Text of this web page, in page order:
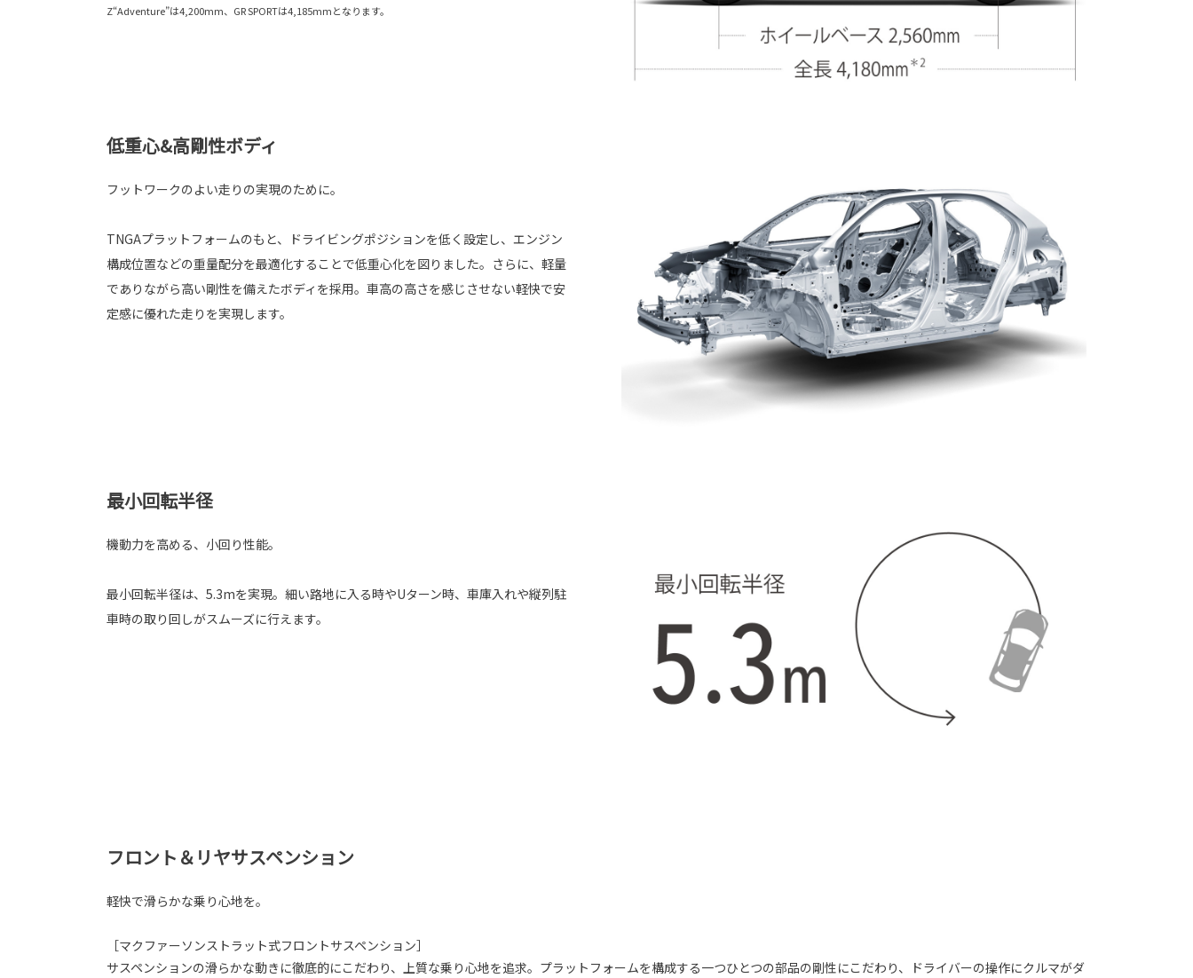
Z“Adventure”は4,200mm、GR SPORTは4,185mmとなります。
低重心&高剛性ボディ
フットワークのよい走りの実現のために。
TNGAプラットフォームのもと、ドライビングポジションを低く設定し、エンジン
構成位置などの重量配分を最適化することで低重心化を図りました。さらに、軽量
でありながら高い剛性を備えたボディを採用。車高の高さを感じさせない軽快で安
定感に優れた走りを実現します。
最小回転半径
機動力を高める、小回り性能。
最小回転半径は、5.3mを実現。細い路地に入る時やUターン時、車庫入れや縦列駐
車時の取り回しがスムーズに行えます。
フロント＆リヤサスペンション
軽快で滑らかな乗り心地を。
［マクファーソンストラット式フロントサスペンション］
サスペンションの滑らかな動きに徹底的にこだわり、上質な乗り心地を追求。プラットフォームを構成する一つひとつの部品の剛性にこだわり、ドライバーの操作にクルマがダ